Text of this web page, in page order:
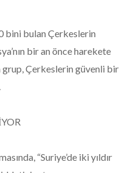
bini bulan Çerkeslerin
bir an önce harekete
Çerkeslerin güvenli bir
“Suriye’de iki yıldır